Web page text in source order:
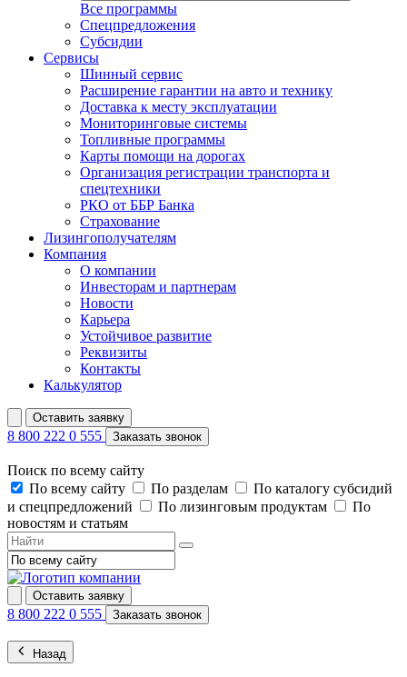
Все программы
Спецпредложения
Субсидии
Сервисы
Шинный сервис
Расширение гарантии на авто и технику
Доставка к месту эксплуатации
Мониторинговые системы
Топливные программы
Карты помощи на дорогах
Организация регистрации транспорта и
спецтехники
РКО от ББР Банка
Страхование
Лизингополучателям
Компания
О компании
Инвесторам и партнерам
Новости
Карьера
Устойчивое развитие
Реквизиты
Контакты
Калькулятор
Оставить заявку
8 800 222 0 555 Заказать звонок
Поиск по всему сайту
По всему сайту
По разделам
По каталогу субсидий
и спецпредложений
По лизинговым продуктам
По
новостям и статьям
Оставить заявку
8 800 222 0 555 Заказать звонок
Назад